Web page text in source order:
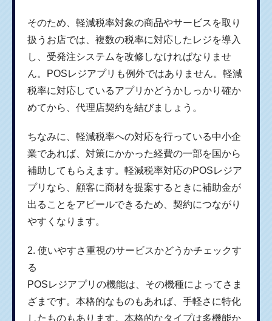
そのため、軽減税率対象の商品やサービスを取り
扱うお店では、複数の税率に対応したレジを導入
し、受発注システムを改修しなければなりませ
ん。POSレジアプリも例外ではありません。軽減
税率に対応しているアプリかどうかしっかり確か
めてから、代理店契約を結びましょう。
ちなみに、軽減税率への対応を行っている中小企
業であれば、対策にかかった経費の一部を国から
補助してもらえます。軽減税率対応のPOSレジア
プリなら、顧客に商材を提案するときに補助金が
出ることをアピールできるため、契約につながり
やすくなります。
2. 使いやすさ重視のサービスかどうかチェックす
る
POSレジアプリの機能は、その機種によってさま
ざまです。本格的なものもあれば、手軽さに特化
したものもあります。本格的なタイプは多機能か